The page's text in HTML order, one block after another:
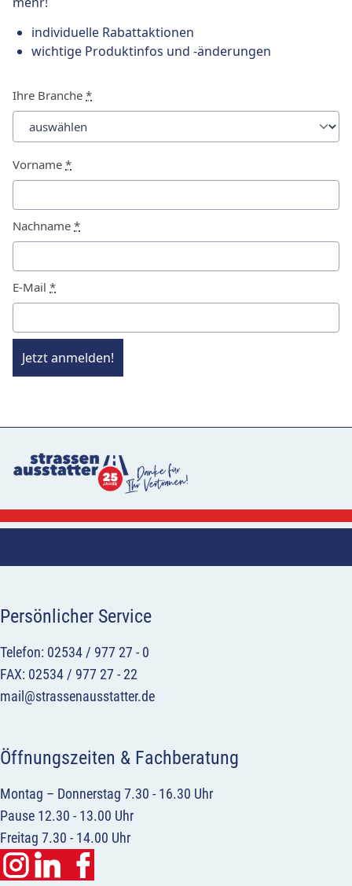
individuelle Rabattaktionen
wichtige Produktinfos und -änderungen
Ihre Branche *
Vorname *
Nachname *
E-Mail *
Jetzt anmelden!
Persönlicher Service
Telefon: 02534 / 977 27 - 0
FAX: 02534 / 977 27 - 22
mail@strassenausstatter.de
Öffnungszeiten & Fachberatung
Montag – Donnerstag 7.30 - 16.30 Uhr
Pause 12.30 - 13.00 Uhr
Freitag 7.30 - 14.00 Uhr